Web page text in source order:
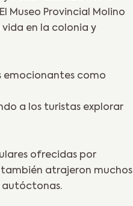
Museo Provincial Molino
en la colonia y
emocionantes como
a los turistas explorar
ofrecidas por
también atrajeron muchos
autóctonas.